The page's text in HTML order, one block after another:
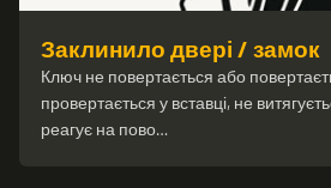
Заклинило двері / замок
Ключ не повертається або
провертається у вставці, не
реагує на пово…